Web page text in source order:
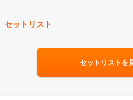
セットリスト
セットリストを